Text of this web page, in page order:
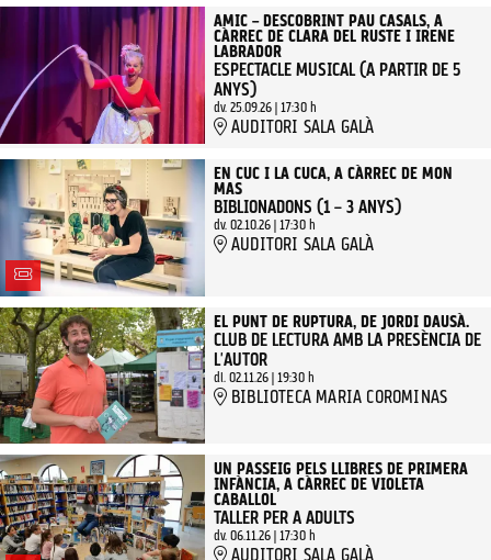
AMIC – DESCOBRINT PAU CASALS, A
CÀRREC DE CLARA DEL RUSTE I IRENE
LABRADOR
ESPECTACLE MUSICAL (A PARTIR DE 5
ANYS)
dv. 25.09.26| 17:30 h
AUDITORI SALA GALÀ
EN CUC I LA CUCA, A CÀRREC DE MON
MAS
BIBLIONADONS (1 – 3 ANYS)
dv. 02.10.26| 17:30 h
AUDITORI SALA GALÀ
EL PUNT DE RUPTURA, DE JORDI DAUSÀ.
CLUB DE LECTURA AMB LA PRESÈNCIA DE
L'AUTOR
dl. 02.11.26| 19:30 h
BIBLIOTECA MARIA COROMINAS
UN PASSEIG PELS LLIBRES DE PRIMERA
INFÀNCIA, A CÀRREC DE VIOLETA
CABALLOL
TALLER PER A ADULTS
dv. 06.11.26| 17:30 h